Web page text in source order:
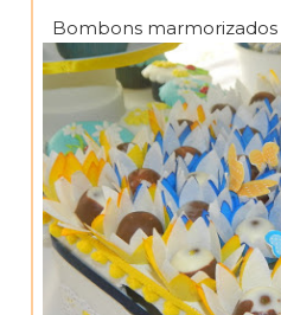
Bombons